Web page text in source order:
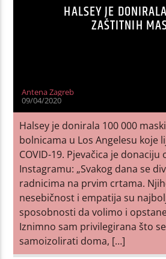
HALSEY JE
ZAŠTITNIH
Antena Zagreb
09/04/2020
Halsey je donirala 100 000
bolnicama u Los Angelesu koje
COVID-19. Pjevačica je donaciju
Instagramu: „Svakog dana se
radnicima na prvim crtama.
nesebičnost i empatija su
sposobnosti da volimo i
Iznimno sam privilegirana što
samoizolirati doma, […]